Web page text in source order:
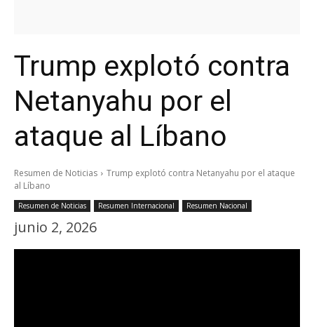
Trump explotó contra
Netanyahu por el
ataque al Líbano
Resumen de Noticias
Trump explotó contra Netanyahu por el ataque
al Líbano
Resumen de Noticias Resumen Internacional Resumen Nacional
junio 2, 2026